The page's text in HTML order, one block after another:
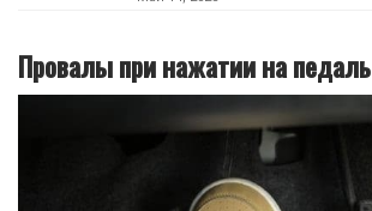
Провалы при нажатии на педаль